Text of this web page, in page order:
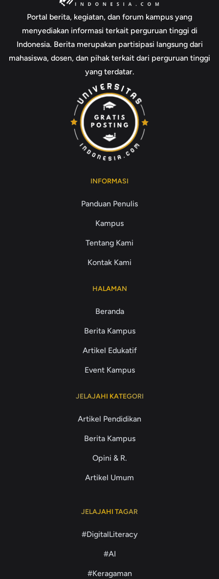
Portal berita, kegiatan, dan forum kampus yang
menyediakan informasi terkait perguruan tinggi di
Indonesia. Berita merupakan partisipasi langsung dari
mahasiswa, dosen, dan pihak terkait dari perguruan tinggi
yang terdatar.
INFORMASI
Panduan Penulis
Kampus
Tentang Kami
Kontak Kami
HALAMAN
Beranda
Berita Kampus
Artikel Edukatif
Event Kampus
JELAJAHI KATEGORI
Artikel Pendidikan
Berita Kampus
Opini & R.
Artikel Umum
JELAJAHI TAGAR
#DigitalLiteracy
#AI
#Keragaman